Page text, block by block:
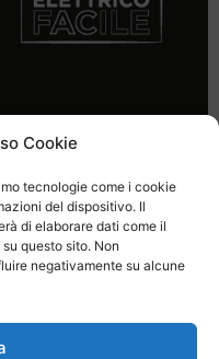
Cookie
tecnologie come i cookie
del dispositivo. Il
di elaborare dati come il
questo sito. Non
negativamente su alcune
mette a
Driver Expert per
di 30 minuti
elettrica FIAT.
oraria a voi […]